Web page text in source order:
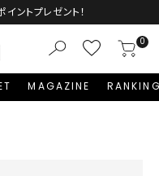
ントプレゼント！
0
MAGAZINE